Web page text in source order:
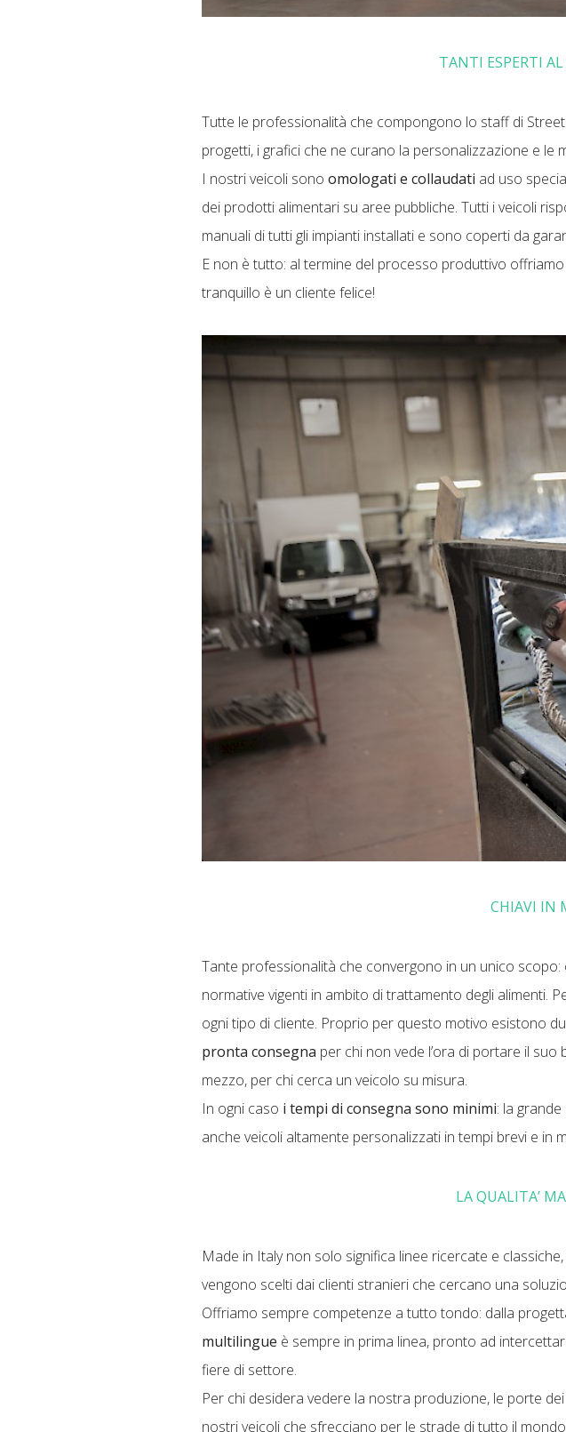
TANTI ESPERTI
Tutte le professionalità che compongono lo staff di
progetti, i grafici che ne curano la personalizzazione e le
I nostri veicoli sono omologati e collaudati ad uso
dei prodotti alimentari su aree pubbliche. Tutti i veicoli
manuali di tutti gli impianti installati e sono coperti da
E non è tutto: al termine del processo produttivo
tranquillo è un cliente felice!
CHIAVI IN
Tante professionalità che convergono in un unico
normative vigenti in ambito di trattamento degli alimenti.
ogni tipo di cliente. Proprio per questo motivo esistono
pronta consegna per chi non vede l’ora di portare il
mezzo, per chi cerca un veicolo su misura.
In ogni caso i tempi di consegna sono minimi: la
anche veicoli altamente personalizzati in tempi brevi e in
LA QUALITA’
Made in Italy non solo significa linee ricercate e
vengono scelti dai clienti stranieri che cercano una
Offriamo sempre competenze a tutto tondo: dalla
multilingue è sempre in prima linea, pronto ad
fiere di settore.
Per chi desidera vedere la nostra produzione, le porte
nostri veicoli che sfrecciano per le strade di tutto il